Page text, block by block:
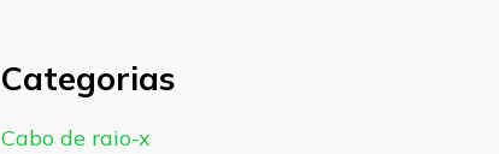
Categorias
Cabo de raio-x